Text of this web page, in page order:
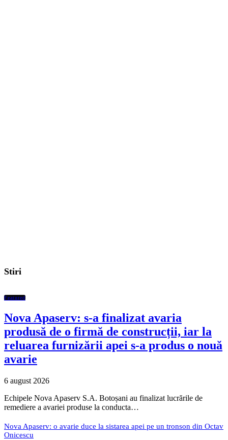
Stiri
Featured
Nova Apaserv: s-a finalizat avaria
produsă de o firmă de construcții, iar la
reluarea furnizării apei s-a produs o nouă
avarie
6 august 2026
Echipele Nova Apaserv S.A. Botoșani au finalizat lucrările de
remediere a avariei produse la conducta…
Nova Apaserv: o avarie duce la sistarea apei pe un tronson din Octav
Onicescu